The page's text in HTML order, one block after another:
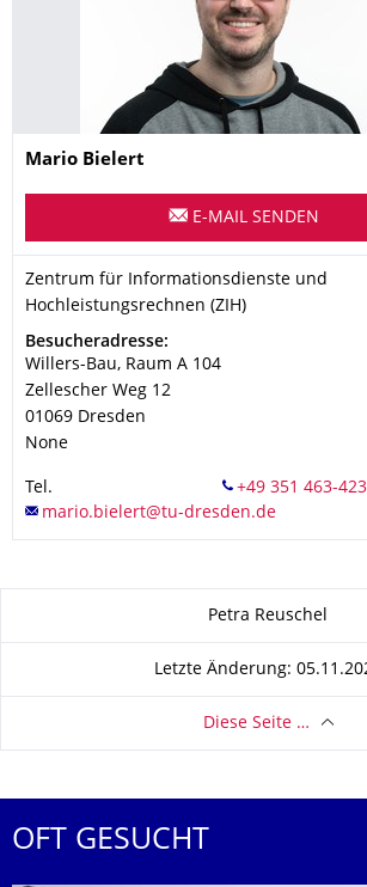
Name
Mario Bielert
E-MAIL SENDEN
Organisationsname
Zentrum für Informationsdienste und
Zentrum für Informationsdienste und
Hochleistungsrechnen (ZIH)
Adresse
Besucheradresse:
Willers-Bau, Raum A 104
Zellescher Weg 12
01069 Dresden
None
Tel.
Petra Reuschel
Letzte Änderung:
Diese Seite …
OFT GESUCHT